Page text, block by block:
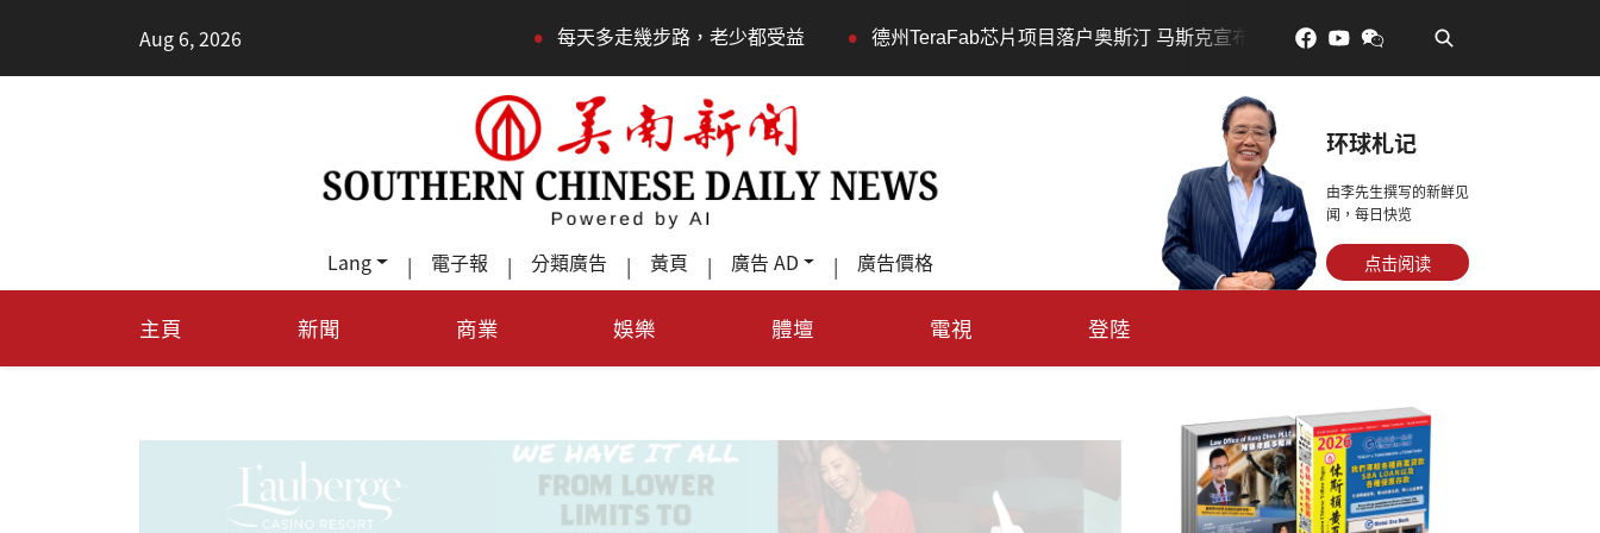
Aug 6, 2026 每天多走幾步路，老少都受益 • 德州TeraFab芯片项目落户奥斯汀 马斯克宣布投资200亿美元建设AI芯片制造基地
Lang | 電子報 | 分類廣告 | 黃頁 | 廣告 AD | 廣告價格
环球札记
由李先生撰写的新鲜见
闻，每日快览
点击阅读
主頁 新聞 商業 娛樂 體壇 電視 登陸